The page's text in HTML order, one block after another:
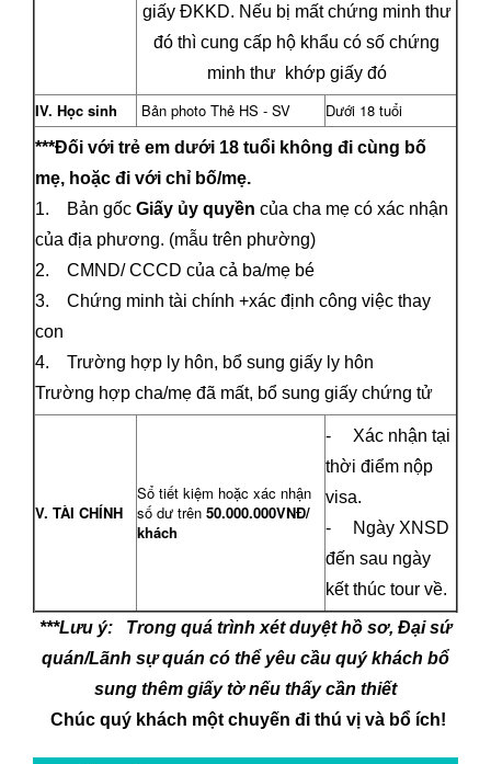
giấy ĐKKD. Nếu bị mất chứng minh thư
đó thì cung cấp hộ khẩu có số chứng
minh thư khớp giấy đó
IV. Học sinh Bản photo Thẻ HS - SV Dưới 18 tuổi
***Đối với trẻ em dưới 18 tuổi không đi cùng bố
mẹ, hoặc đi với chỉ bố/mẹ.
1. Bản gốc Giấy ủy quyền của cha mẹ có xác nhận
của địa phương. (mẫu trên phường)
2. CMND/ CCCD của cả ba/mẹ bé
3. Chứng minh tài chính +xác định công việc thay
con
4. Trường hợp ly hôn, bổ sung giấy ly hôn
Trường hợp cha/mẹ đã mất, bổ sung giấy chứng tử
V. TÀI CHÍNH
Sổ tiết kiệm hoặc xác nhận
số dư trên 50.000.000VNĐ/
khách
- Xác nhận tại
thời điểm nộp
visa.
- Ngày XNSD
đến sau ngày
kết thúc tour về.
***Lưu ý: Trong quá trình xét duyệt hồ sơ, Đại sứ
quán/Lãnh sự quán có thể yêu cầu quý khách bổ
sung thêm giấy tờ nếu thấy cần thiết
Chúc quý khách một chuyến đi thú vị và bổ ích!